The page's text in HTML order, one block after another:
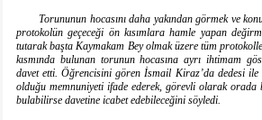
Torununun hocasını daha yakından görmek ve
protokolün geçeceği ön kısımlara hamle yapan
tutarak başta Kaymakam Bey olmak üzere tüm
kısmında bulunan torunun hocasına ayrı ihtimam
davet etti. Öğrencisini gören İsmail Kiraz’da dedesi ile
olduğu memnuniyeti ifade ederek, görevli olarak orada
bulabilirse davetine icabet edebileceğini söyledi.